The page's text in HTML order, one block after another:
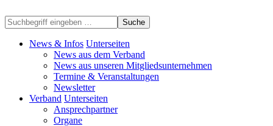
Suche
News & Infos Unterseiten
News aus dem Verband
News aus unseren Mitgliedsunternehmen
Termine & Veranstaltungen
Newsletter
Verband Unterseiten
Ansprechpartner
Organe